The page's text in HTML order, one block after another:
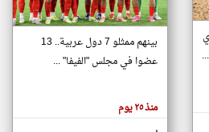
تغيير الدولة
اخبار جزر القمر على مدار الساعة
أهم اخبار جزر القمر العاجلة والمباشرة
بينهم ممثلو 7 دول عربية.. 13
عضوا في مجلس "الفيفا" ...
منذ ٢٥ يوم
klyoum.com